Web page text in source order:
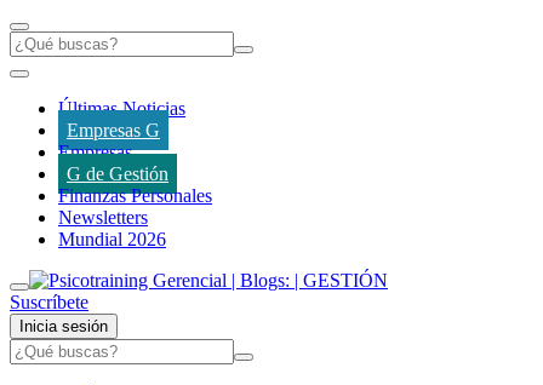
Últimas Noticias
Empresas G
Empresas
G de Gestión
Finanzas Personales
Newsletters
Mundial 2026
Suscríbete
Inicia sesión